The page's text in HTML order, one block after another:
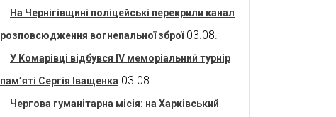
На Чернігівщині поліцейські перекрили канал
розповсюдження вогнепальної зброї 03.08.
У Комарівці відбувся IV меморіальний турнір
пам’яті Сергія Іващенка 03.08.
Чергова гуманітарна місія: на Харківський